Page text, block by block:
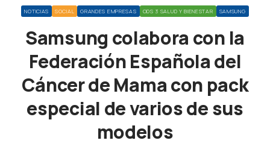
NOTICIAS SOCIAL GRANDES EMPRESAS ODS 3 SALUD Y BIENESTAR SAMSUNG
Samsung colabora con la
Federación Española del
Cáncer de Mama con pack
especial de varios de sus
modelos